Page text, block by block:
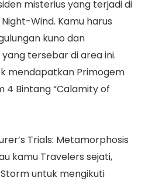
misterius yang terjadi di
Wind. Kamu harus
kuno dan
tersebar di area ini.
mendapatkan Primogem
4 Bintang “Calamity of
Trials: Metamorphosis
kamu Travelers sejati,
untuk mengikuti